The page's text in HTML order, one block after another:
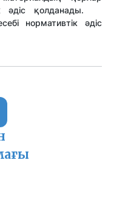
әдіс қолданады.
нормативтік әдіс